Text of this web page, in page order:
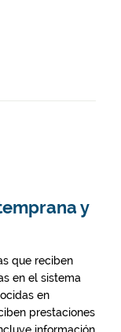
y
que reciben
en el sistema
en
prestaciones